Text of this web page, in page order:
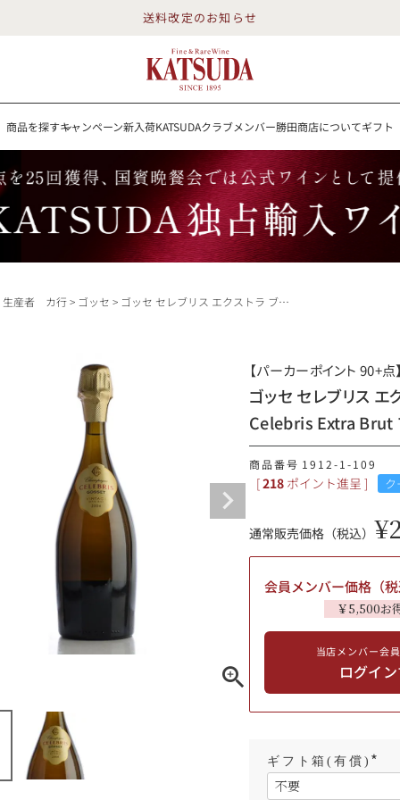
送料改定のお知らせ
商品を探すキャンペーン新入荷KATSUDAクラブメンバー勝田商店についてギフト
送料改定のお知らせ
探すキャンペーン新入荷KATSUDAクラブメンバー勝田商店について
白ワイン スパークリング ロゼワイン RP100点
勝田商店について
ギフトラッピング
ブルゴーニュ
赤ワイン
スパークリング ロゼワイン
10,000円〜39,999円
80,000円〜99,999円
生産者 カ行 ゴッセ ゴッセ セレブリス エクストラ ブリュット 2004 Gosset Celebris Extra Brut フランス シャンパン シャンパーニュ
【パーカーポイント 90+点
ゴッセ セレブリス エ
Celebris Extra Brut
商品番号 1912-1-109
[218 ポイント進呈 ]
通常販売価格（税込） ¥
会員メンバー価格（
￥5,500お
当店メンバー会
ログイ
ギフト箱(有償)
(